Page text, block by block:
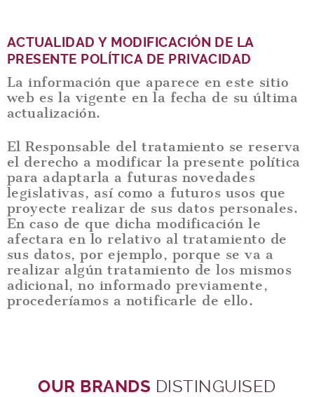
ACTUALIDAD Y MODIFICACIÓN DE LA
PRESENTE POLÍTICA DE PRIVACIDAD
La información que aparece en este sitio
web es la vigente en la fecha de su última
actualización.
El Responsable del tratamiento se reserva
el derecho a modificar la presente política
para adaptarla a futuras novedades
legislativas, así como a futuros usos que
proyecte realizar de sus datos personales.
En caso de que dicha modificación le
afectara en lo relativo al tratamiento de
sus datos, por ejemplo, porque se va a
realizar algún tratamiento de los mismos
adicional, no informado previamente,
procederíamos a notificarle de ello.
OUR BRANDS DISTINGUISED